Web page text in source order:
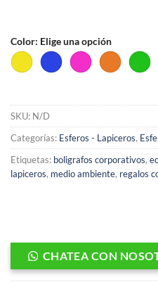
Color: Elige una opción
SKU: N/D
Categorías: Esferos - Lapiceros,
Etiquetas: boligrafos corporativos,
lapiceros, medio ambiente, regalos
CHATEA CON